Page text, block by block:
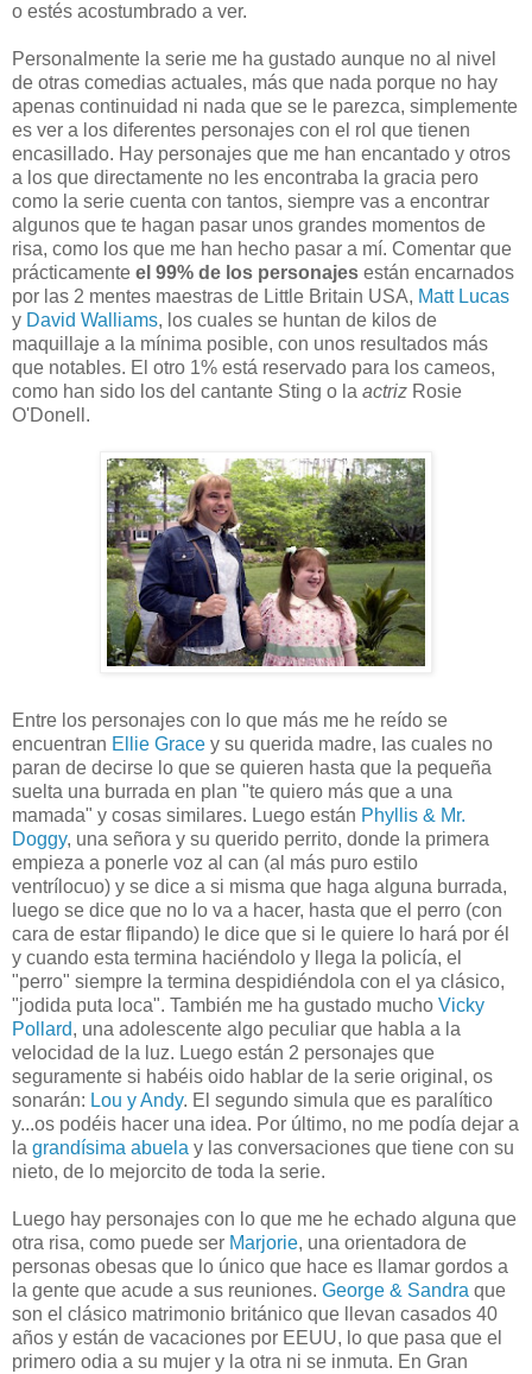
o estés acostumbrado a ver.
Personalmente la serie me ha gustado aunque no al nivel
de otras comedias actuales, más que nada porque no hay
apenas continuidad ni nada que se le parezca, simplemente
es ver a los diferentes personajes con el rol que tienen
encasillado. Hay personajes que me han encantado y otros
a los que directamente no les encontraba la gracia pero
como la serie cuenta con tantos, siempre vas a encontrar
algunos que te hagan pasar unos grandes momentos de
risa, como los que me han hecho pasar a mí. Comentar que
prácticamente el 99% de los personajes están encarnados
por las 2 mentes maestras de Little Britain USA, Matt Lucas
y David Walliams, los cuales se huntan de kilos de
maquillaje a la mínima posible, con unos resultados más
que notables. El otro 1% está reservado para los cameos,
como han sido los del cantante Sting o la actriz Rosie
O'Donell.
Entre los personajes con lo que más me he reído se
encuentran Ellie Grace y su querida madre, las cuales no
paran de decirse lo que se quieren hasta que la pequeña
suelta una burrada en plan "te quiero más que a una
mamada" y cosas similares. Luego están Phyllis & Mr.
Doggy, una señora y su querido perrito, donde la primera
empieza a ponerle voz al can (al más puro estilo
ventrílocuo) y se dice a si misma que haga alguna burrada,
luego se dice que no lo va a hacer, hasta que el perro (con
cara de estar flipando) le dice que si le quiere lo hará por él
y cuando esta termina haciéndolo y llega la policía, el
"perro" siempre la termina despidiéndola con el ya clásico,
"jodida puta loca". También me ha gustado mucho Vicky
Pollard, una adolescente algo peculiar que habla a la
velocidad de la luz. Luego están 2 personajes que
seguramente si habéis oido hablar de la serie original, os
sonarán: Lou y Andy. El segundo simula que es paralítico
y...os podéis hacer una idea. Por último, no me podía dejar a
la grandísima abuela y las conversaciones que tiene con su
nieto, de lo mejorcito de toda la serie.
Luego hay personajes con lo que me he echado alguna que
otra risa, como puede ser Marjorie, una orientadora de
personas obesas que lo único que hace es llamar gordos a
la gente que acude a sus reuniones. George & Sandra que
son el clásico matrimonio británico que llevan casados 40
años y están de vacaciones por EEUU, lo que pasa que el
primero odia a su mujer y la otra ni se inmuta. En Gran